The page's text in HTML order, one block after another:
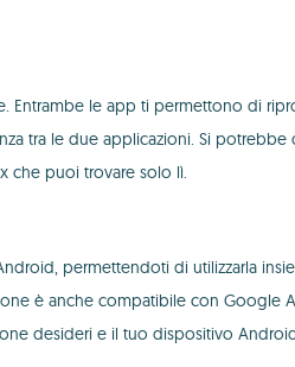
Entrambe le app ti permettono di
tra le due applicazioni. Si
che puoi trovare solo lì.
permettendoti di utilizzarla
è anche compatibile con Google
desideri e il tuo dispositivo